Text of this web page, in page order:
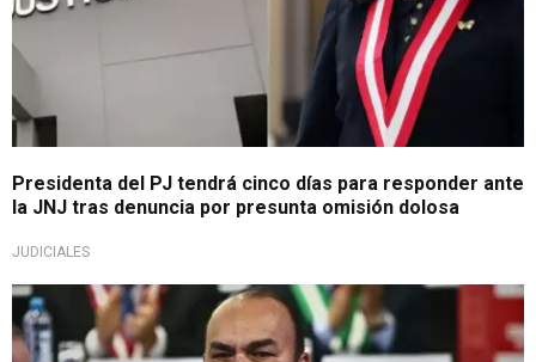
Presidenta del PJ tendrá cinco días para responder ante
la JNJ tras denuncia por presunta omisión dolosa
JUDICIALES
Asegura conflictos conyugales